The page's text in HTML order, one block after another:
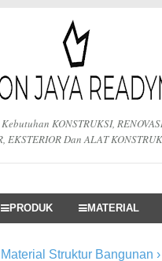
KONSTRUKSI,
EKSTERIOR Dan ALAT
PRODUK MATERIAL
Material Struktur Bangunan ›